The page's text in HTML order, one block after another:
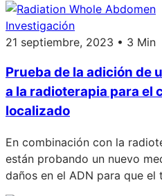
Investigación
21 septiembre, 2023 • 3 Min
Prueba de la adición de
a la radioterapia para el
localizado
En combinación con la
están probando un nuevo
daños en el ADN para que